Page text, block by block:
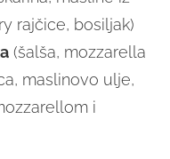
rajčice, bosiljak)
(šalša, mozzarella
maslinovo ulje,
i